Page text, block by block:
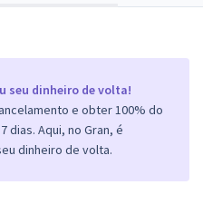
seu dinheiro de volta!
e obter 100% do
dias. Aqui, no Gran, é
dinheiro de volta.